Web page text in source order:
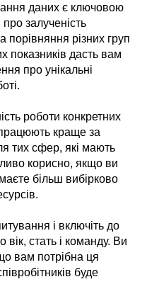
даних є ключовою
залученість
порівняння різних груп
показників дасть вам
про унікальні
роботи конкретних
краще за
тих сфер, які мають
корисно, якщо ви
більш вибірково
і включіть до
вік, стать і команду. Ви
вам потрібна ця
буде